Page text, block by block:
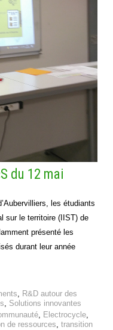
du 12 mai
les étudiants
sur le territoire (IIST) de
présenté les
durant leur année
, R&D autour des
, Solutions innovantes
, Electrocycle,
de ressources,transition